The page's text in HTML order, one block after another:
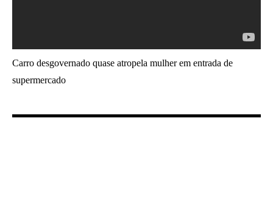
Carro desgovernado quase atropela mulher em entrada de
supermercado